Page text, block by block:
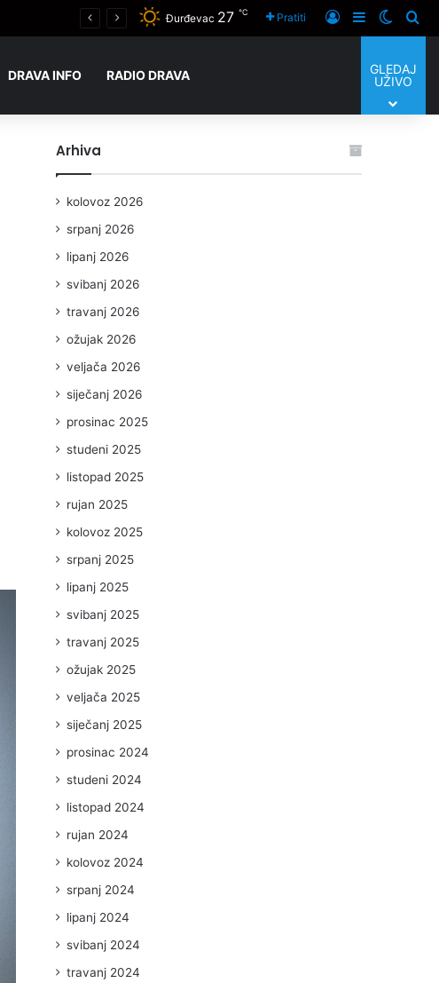
Đurđevac 27 ℃ Pratiti Prijaviti se
Sidebar
DRAVA INFO RADIO DRAVA
GLEDAJ
UŽIVO
Arhiva
kolovoz 2026
srpanj 2026
lipanj 2026
svibanj 2026
travanj 2026
ožujak 2026
veljača 2026
siječanj 2026
prosinac 2025
studeni 2025
listopad 2025
rujan 2025
kolovoz 2025
srpanj 2025
lipanj 2025
svibanj 2025
travanj 2025
ožujak 2025
veljača 2025
siječanj 2025
prosinac 2024
studeni 2024
listopad 2024
rujan 2024
kolovoz 2024
srpanj 2024
lipanj 2024
svibanj 2024
travanj 2024